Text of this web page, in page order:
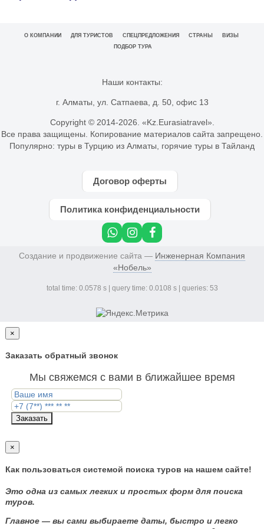
О КОМПАНИИ ДЛЯ ТУРИСТОВ СПЕЦПРЕДЛОЖЕНИЯ СТРАНЫ
ВИЗЫ
ПОДБОР ТУРА
Наши контакты:
г. Алматы, ул. Сатпаева, д. 50, офис 13
Copyright © 2014-2026. «Kz.Eurasiatravel».
Все права защищены. Копирование материалов сайта запрещено.
Популярно: туры в Турцию из Алматы горячие туры в Тайланд
Договор оферты
Политика конфиденциальности
Создание и продвижение сайта — Инженерная Компания
«Нобель»
total time: 0.0578 s | query time: 0.0108 s | queries: 53
×
Заказать обратный звонок
Мы свяжемся с вами в ближайшее время
Заказать
×
Как пользоваться системой поиска туров на нашем сайте!
Это одна из самых легких и простых форм для поиска
туров.
Главное — вы сами выбираете даты, быстро и легко